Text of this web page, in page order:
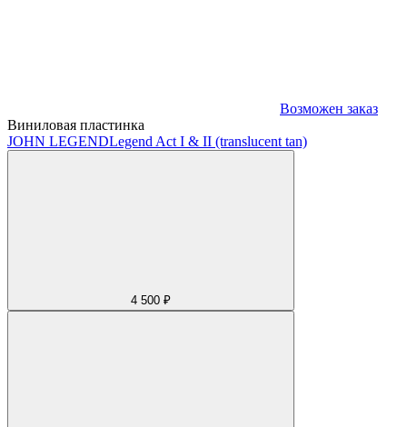
Возможен заказ
Виниловая пластинка
JOHN LEGENDLegend Act I & II (translucent tan)
4 500 ₽